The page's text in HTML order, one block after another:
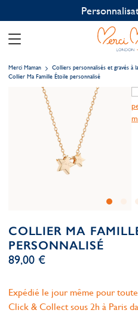
Merci Maman
Colliers personnalisés et gravés à
Collier Ma Famille Étoile personnalisé
COLLIER MA
PERSONNALISÉ
89,00 €
Expédié le jour même pour
Click & Collect sous 2h à Paris